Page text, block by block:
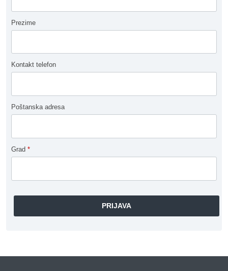
Prezime
Kontakt telefon
Poštanska adresa
Grad *